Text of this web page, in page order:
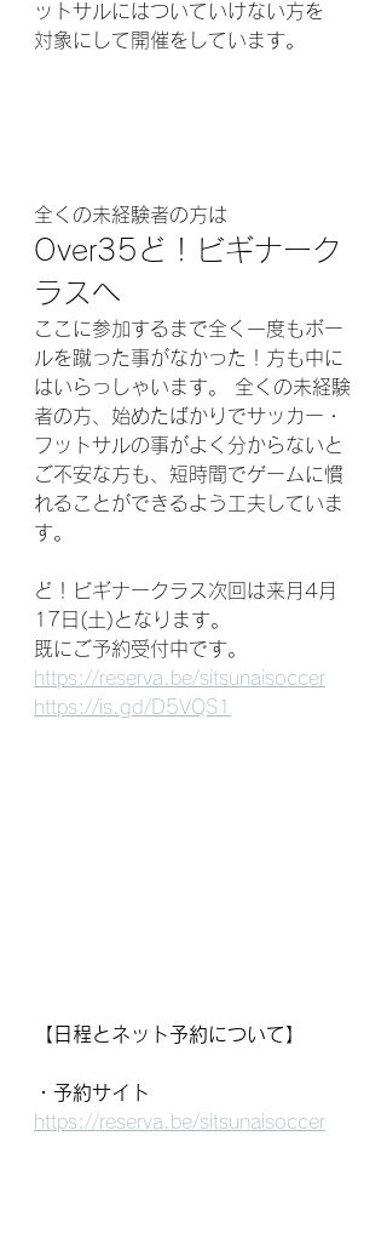
ットサルにはついていけない方を
対象にして開催をしています。
全くの未経験者の方は
Over35ど！ビギナーク
ラスへ
ここに参加するまで全く一度もボー
ルを蹴った事がなかった！方も中に
はいらっしゃいます。 全くの未経験
者の方、始めたばかりでサッカー・
フットサルの事がよく分からないと
ご不安な方も、短時間でゲームに慣
れることができるよう工夫していま
す。
ど！ビギナークラス次回は来月4月
17日(土)となります。
既にご予約受付中です。
https://reserva.be/sitsunaisoccer
https://is.gd/D5VQS1
【日程とネット予約について】
・予約サイト
https://reserva.be/sitsunaisoccer